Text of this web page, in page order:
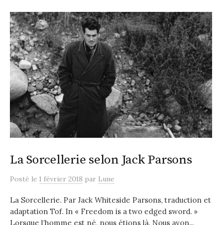
La Sorcellerie selon Jack Parsons
Posté le 1 février 2018 par Lune
La Sorcellerie. Par Jack Whiteside Parsons, traduction et
adaptation Tof. In « Freedom is a two edged sword. »
Lorsque l’homme est né, nous étions là. Nous avon...